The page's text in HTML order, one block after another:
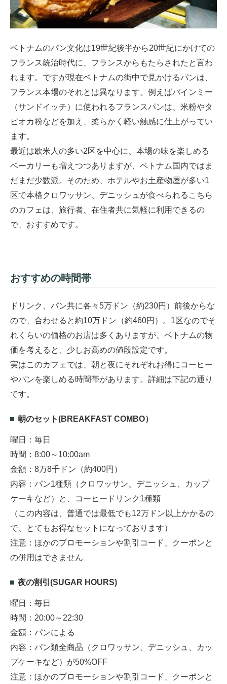
ベトナムのパン文化は19世紀後半から20世紀にかけての
フランス統治時代に、フランスからもたらされたと言わ
れます。ですが現在ベトナムの街中で見かけるパンは、
フランス本場のそれとは異なります。例えばバインミー
（サンドイッチ）に使われるフランスパンは、米粉やタ
ピオカ粉などを加え、柔らかく軽い触感に仕上がってい
ます。
最近は欧米人の多い2区を中心に、本場の味を楽しめる
ベーカリーも増えつつありますが、ベトナム国内ではま
だまだ少数派。そのため、ホテルやお土産物屋が多い1
区で本格クロワッサン、デニッシュが食べられるこちら
のカフェは、旅行者、在住者共に気軽に利用できるの
で、おすすめです。
おすすめの時間帯
ドリンク、パン共に各々5万ドン（約230円）前後からな
ので、合わせると約10万ドン（約460円）。1区なのでそ
れくらいの価格のお店は多くありますが、ベトナムの物
価を考えると、少しお高めの値段設定です。
実はこのカフェでは、朝と夜にそれぞれお得にコーヒー
やパンを楽しめる時間帯があります。詳細は下記の通り
です。
朝のセット(BREAKFAST COMBO）
曜日：毎日
時間：8:00～10:00am
金額：8万8千ドン（約400円）
内容：パン1種類（クロワッサン、デニッシュ、カップ
ケーキなど）と、コーヒードリンク1種類
（この内容は、普通では最低でも12万ドン以上かかるの
で、とてもお得なセットになっております）
注意：ほかのプロモーションや割引コード、クーポンと
の併用はできません
夜の割引(SUGAR HOURS)
曜日：毎日
時間：20:00～22:30
金額：パンによる
内容：パン類全商品（クロワッサン、デニッシュ、カッ
プケーキなど）が50%OFF
注意：ほかのプロモーションや割引コード、クーポンと